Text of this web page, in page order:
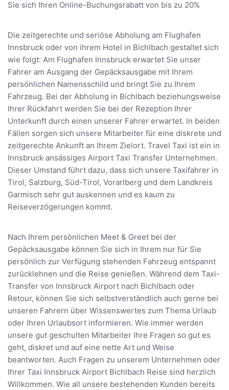
Sie sich Ihren Online-Buchungsrabatt von bis zu 20%
Die zeitgerechte und seriöse Abholung am Flughafen
Innsbruck oder von ihrem Hotel in Bichlbach gestaltet sich
wie folgt: Am Flughafen Innsbruck erwartet Sie unser
Fahrer am Ausgang der Gepäcksausgabe mit Ihrem
persönlichen Namensschild und bringt Sie zu Ihrem
Fahrzeug. Bei der Abholung in Bichlbach beziehungsweise
Ihrer Rückfahrt werden Sie bei der Rezeption Ihrer
Unterkunft durch einen unserer Fahrer erwartet. In beiden
Fällen sorgen sich unsere Mitarbeiter für eine diskrete und
zeitgerechte Ankunft an Ihrem Zielort. Travel Taxi ist ein in
Innsbruck ansässiges Airport Taxi Transfer Unternehmen.
Dieser Umstand führt dazu, dass sich unsere Taxifahrer in
Tirol, Salzburg, Süd-Tirol, Vorarlberg und dem Landkreis
Garmisch sehr gut auskennen und es kaum zu
Reiseverzögerungen kommt.
Nach Ihrem persönlichen Meet & Greet bei der
Gepäcksausgabe können Sie sich in Ihrem nur für Sie
persönlich zur Verfügung stehenden Fahrzeug entspannt
zurücklehnen und die Reise genießen. Während dem Taxi-
Transfer von Innsbruck Airport nach Bichlbach oder
Retour, können Sie sich selbstverständlich auch gerne bei
unseren Fahrern über Wissenswertes zum Thema Urlaub
oder Ihren Urlaubsort informieren. Wie immer werden
unsere gut geschulten Mitarbeiter Ihre Fragen so gut es
geht, diskret und auf eine nette Art und Weise
beantworten. Auch Fragen zu unserem Unternehmen oder
Ihrer Taxi Innsbruck Airport Bichlbach Reise sind herzlich
Willkommen. Wie all unsere bestehenden Kunden bereits